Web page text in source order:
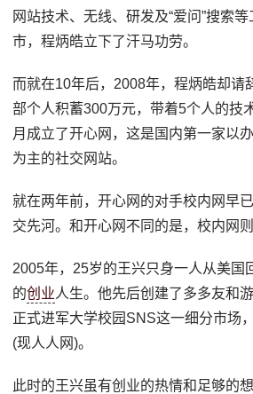
网站技术、无线、研发及“爱问”搜索
市，程炳皓立下了汗马功劳。
而就在10年后，2008年，程炳皓却请
部个人积蓄300万元，带着5个人的技
月成立了开心网，这是国内第一家以
为主的社交网站。
就在两年前，开心网的对手校内网早
交先河。和开心网不同的是，校内网
2005年，25岁的王兴只身一人从美国
的创业人生。他先后创建了多多友和
正式进军大学校园SNS这一细分市场
(现人人网)。
此时的王兴虽有创业的热情和足够的